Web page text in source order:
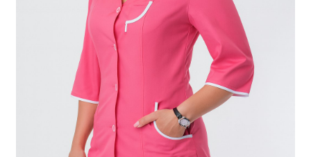
Повернення і обмін
📲Замовити дзвінок
🟢Безкоштовна консультація